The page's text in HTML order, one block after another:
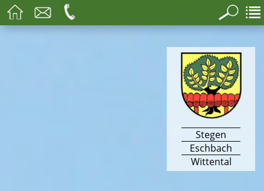
Stegen
Eschbach
Wittental